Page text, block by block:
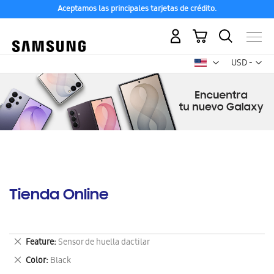
Aceptamos las principales tarjetas de crédito.
USD -
dólar
Mi carrito
Tienda Online
Feature Sensor de huella dactilar
Eliminar
este
artículo
Color Black
Eliminar